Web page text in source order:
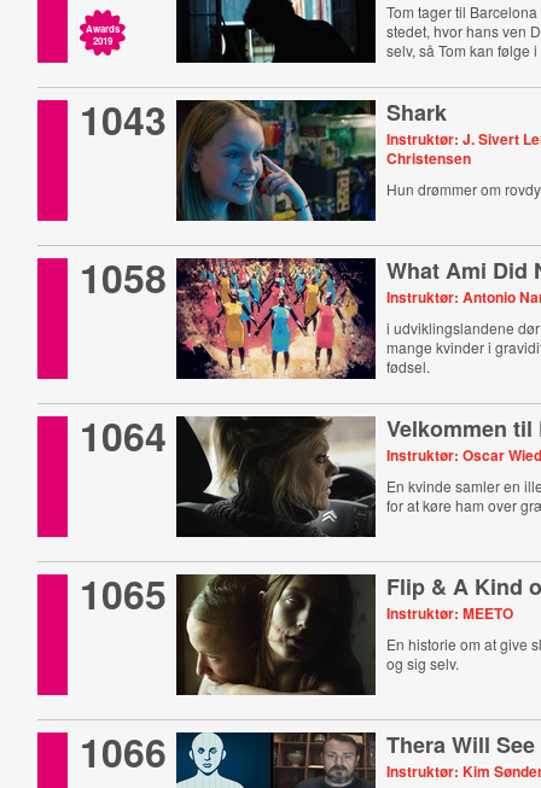
Awards
2019
Tom tager til
stedet, hvor hans ven
selv, så Tom kan følge
1043 Shark
Instruktør: J. Sivert
Christensen
Hun drømmer om
1058 What Ami Did
Instruktør: Antonio
i udviklingslandene
mange kvinder i
fødsel.
1064 Velkommen til
Instruktør: Oscar
En kvinde samler en
for at køre ham over
1065 Flip & A Kind
Instruktør: MEETO
En historie om at give
og sig selv.
1066 Thera Will
Instruktør: Kim